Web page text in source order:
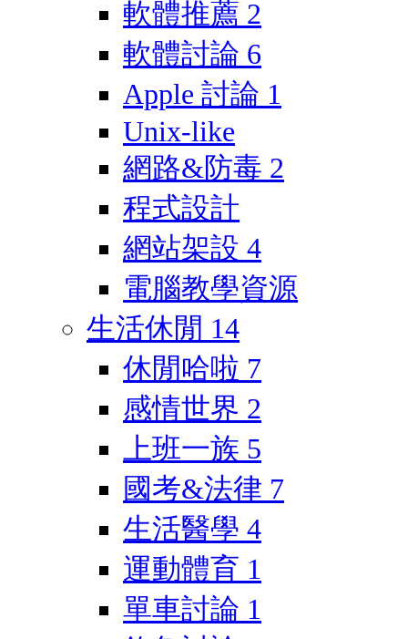
軟體推薦 2
軟體討論 6
Apple 討論 1
Unix-like
網路&防毒 2
程式設計
網站架設 4
電腦教學資源
生活休閒 14
休閒哈啦 7
感情世界 2
上班一族 5
國考&法律 7
生活醫學 4
運動體育 1
單車討論 1